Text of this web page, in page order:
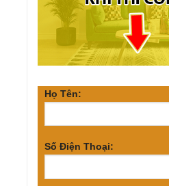
Họ Tên:
Số Điện Thoại: